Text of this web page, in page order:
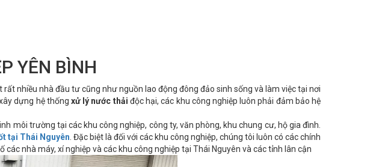
YÊN BÌNH
nhiều nhà đầu tư cũng như nguồn lao động đông đảo sinh sống và làm việc tại nơi
dựng hệ thốngxử lý nước thải độc hại, các khu công nghiệp luôn phải đảm bảo hệ
môi trường tại các khu công nghiệp, công ty, văn phòng, khu chung cư, hộ gia đình.
tại Thái Nguyên . Đặc biệt là đối với các khu công nghiệp, chúng tôi luôn có các chính
nhà máy, xí nghiệp và các khu công nghiệp tại Thái Nguyên và các tỉnh lân cận